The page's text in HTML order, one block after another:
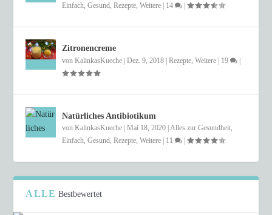
Einfach,Gesund,Rezepte,Weitere 14 |
Zitronencreme
vonKalinkasKueche |Dez. 9, 2018 |Rezepte,Weitere 19
Natürliches Antibiotikum
vonKalinkasKueche |Mai 18, 2020 |Alles zur Gesundheit,
Einfach,Gesund,Rezepte,Weitere 11 |
ALLE Bestbewertet